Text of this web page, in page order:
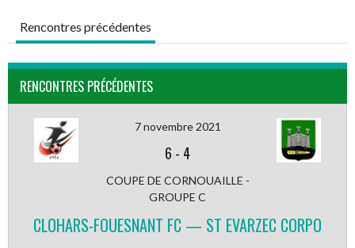
Rencontres précédentes
RENCONTRES PRÉCÉDENTES
7 novembre 2021
6 - 4
COUPE DE CORNOUAILLE -
GROUPE C
CLOHARS-FOUESNANT FC — ST EVARZEC CORPO